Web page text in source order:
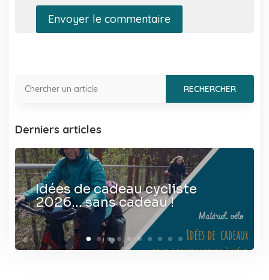
Envoyer le commentaire
Derniers articles
Idées de cadeau cycliste
2026… sans cadeau !